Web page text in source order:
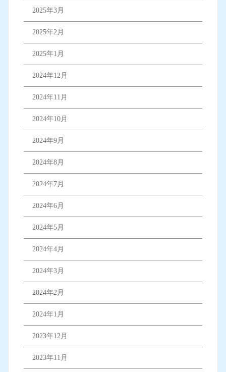
2025年3月
2025年2月
2025年1月
2024年12月
2024年11月
2024年10月
2024年9月
2024年8月
2024年7月
2024年6月
2024年5月
2024年4月
2024年3月
2024年2月
2024年1月
2023年12月
2023年11月